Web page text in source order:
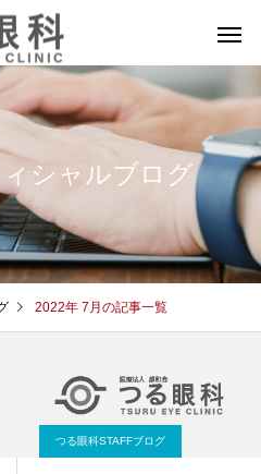
シャルブログ
2022年 7月の記事一覧
つる眼科STAFFブログ